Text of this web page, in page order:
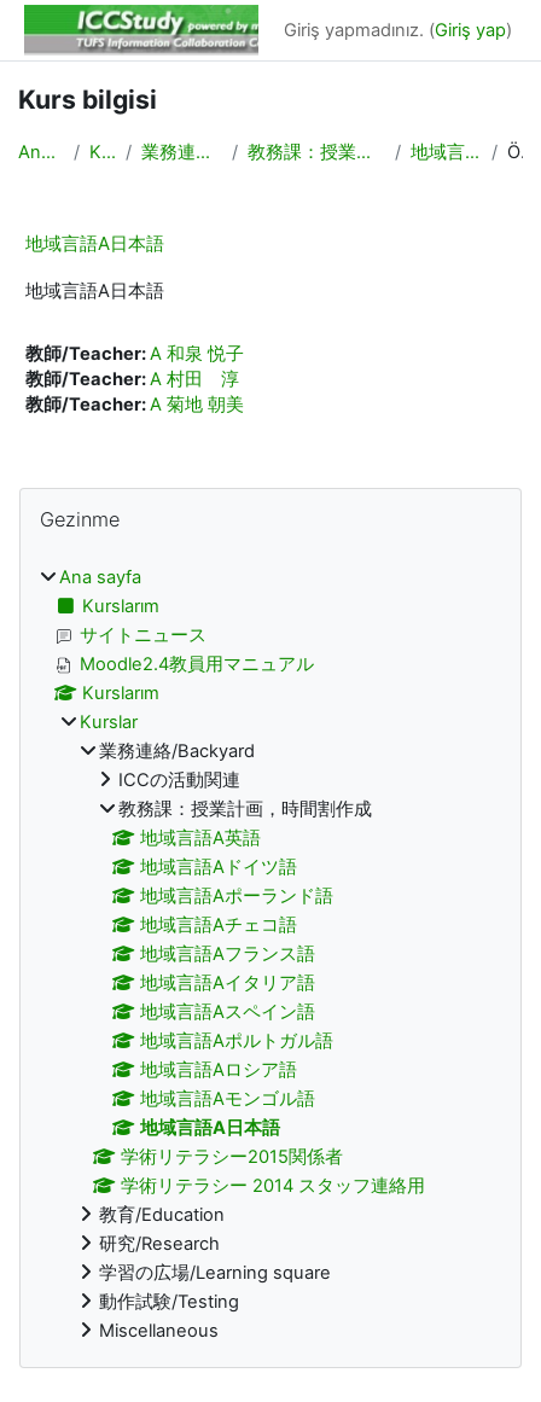
Ana içeriğe git
Giriş yapmadınız. (Giriş yap)
Kurs bilgisi
Ana sayfa Kurslar 業務連絡/Backyard 教務課：授業計画，時間割作成 地域言語A日本語 Özet
地域言語A日本語
地域言語A日本語
教師/Teacher:A 和泉 悦子
教師/Teacher:A 村田 淳
教師/Teacher:A 菊地 朝美
Bloklar
Gezinme
Ana sayfa
Kurslarım
サイトニュース
Moodle2.4教員用マニュアル
Kurslarım
Kurslar
業務連絡/Backyard
ICCの活動関連
教務課：授業計画，時間割作成
地域言語A英語
地域言語Aドイツ語
地域言語Aポーランド語
地域言語Aチェコ語
地域言語Aフランス語
地域言語Aイタリア語
地域言語Aスペイン語
地域言語Aポルトガル語
地域言語Aロシア語
地域言語Aモンゴル語
地域言語A日本語
学術リテラシー2015関係者
学術リテラシー 2014 スタッフ連絡用
教育/Education
研究/Research
学習の広場/Learning square
動作試験/Testing
Miscellaneous